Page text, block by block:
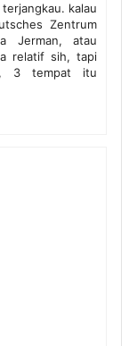
kalau
Zentrum
Jerman, atau
relatif sih, tapi
3 tempat itu